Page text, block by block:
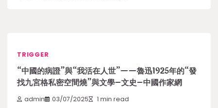
TRIGGER
“中國的病證”與“我活在人世”——魯迅1925年的“發
找九宮格私密空間燒”與文學–文史–中國作家網
admin 03/07/2025 1 min read